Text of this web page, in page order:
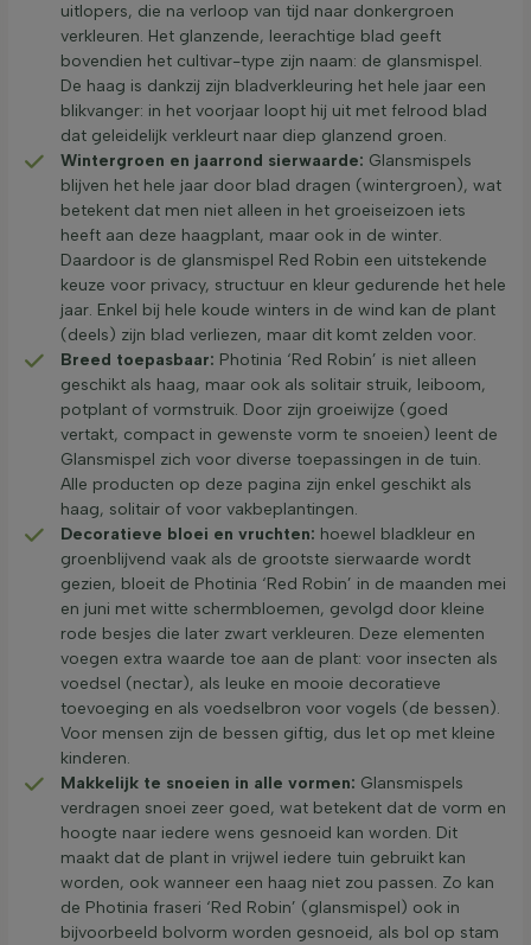
uitlopers, die na verloop van tijd naar donkergroen
verkleuren. Het glanzende, leerachtige blad geeft
bovendien het cultivar-type zijn naam: de glansmispel.
De haag is dankzij zijn bladverkleuring het hele jaar een
blikvanger: in het voorjaar loopt hij uit met felrood blad
dat geleidelijk verkleurt naar diep glanzend groen.
Wintergroen en jaarrond sierwaarde: Glansmispels
blijven het hele jaar door blad dragen (wintergroen), wat
betekent dat men niet alleen in het groeiseizoen iets
heeft aan deze haagplant, maar ook in de winter.
Daardoor is de glansmispel Red Robin een uitstekende
keuze voor privacy, structuur en kleur gedurende het hele
jaar. Enkel bij hele koude winters in de wind kan de plant
(deels) zijn blad verliezen, maar dit komt zelden voor.
Breed toepasbaar: Photinia ‘Red Robin’ is niet alleen
geschikt als haag, maar ook als solitair struik, leiboom,
potplant of vormstruik. Door zijn groeiwijze (goed
vertakt, compact in gewenste vorm te snoeien) leent de
Glansmispel zich voor diverse toepassingen in de tuin.
Alle producten op deze pagina zijn enkel geschikt als
haag, solitair of voor vakbeplantingen.
Decoratieve bloei en vruchten: hoewel bladkleur en
groenblijvend vaak als de grootste sierwaarde wordt
gezien, bloeit de Photinia ‘Red Robin’ in de maanden mei
en juni met witte schermbloemen, gevolgd door kleine
rode besjes die later zwart verkleuren. Deze elementen
voegen extra waarde toe aan de plant: voor insecten als
voedsel (nectar), als leuke en mooie decoratieve
toevoeging en als voedselbron voor vogels (de bessen).
Voor mensen zijn de bessen giftig, dus let op met kleine
kinderen.
Makkelijk te snoeien in alle vormen: Glansmispels
verdragen snoei zeer goed, wat betekent dat de vorm en
hoogte naar iedere wens gesnoeid kan worden. Dit
maakt dat de plant in vrijwel iedere tuin gebruikt kan
worden, ook wanneer een haag niet zou passen. Zo kan
de Photinia fraseri ‘Red Robin’ (glansmispel) ook in
bijvoorbeeld bolvorm worden gesnoeid, als bol op stam